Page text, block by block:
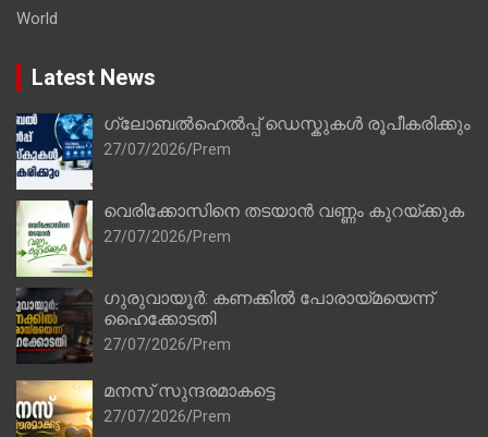
World
Latest News
ഗ്ലോബൽഹെൽപ്പ് ഡെസ്കുകൾ രൂപീകരിക്കും
27/07/2026 Prem
വെരിക്കോസിനെ തടയാൻ വണ്ണം കുറയ്ക്കുക
27/07/2026 Prem
ഗുരുവായൂർ: കണക്കിൽ പോരായ്മയെന്ന്
ഹൈക്കോടതി
27/07/2026 Prem
മനസ് സുന്ദരമാകട്ടെ
27/07/2026 Prem